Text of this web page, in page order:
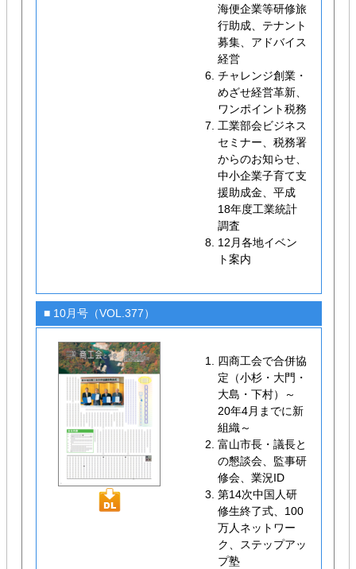
海便企業等研修旅
行助成、テナント
募集、アドバイス
経営
チャレンジ創業・
めざせ経営革新、
ワンポイント税務
工業部会ビジネス
セミナー、税務署
からのお知らせ、
中小企業子育て支
援助成金、平成
18年度工業統計
調査
12月各地イベン
ト案内
■ 10月号（VOL.377）
四商工会で合併協
定（小杉・大門・
大島・下村）～
20年4月までに新
組織～
富山市長・議長と
の懇談会、監事研
修会、業況ID
第14次中国人研
修生終了式、100
万人ネットワー
ク、ステップアッ
プ塾